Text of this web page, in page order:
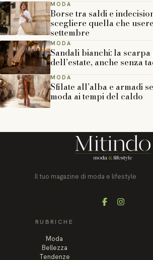
MODA
Borse tra saldi e
scegliere quella che
settembre
MODA
Sandali bianchi: la
dell’estate, anche senza
MODA
Sfilate all’alba e armadi
moda ai tempi del caldo
Il tuo magazine di moda e lifestyle
FacebookInstagram
RUBRICHE
Moda
Bellezza
Tendenze